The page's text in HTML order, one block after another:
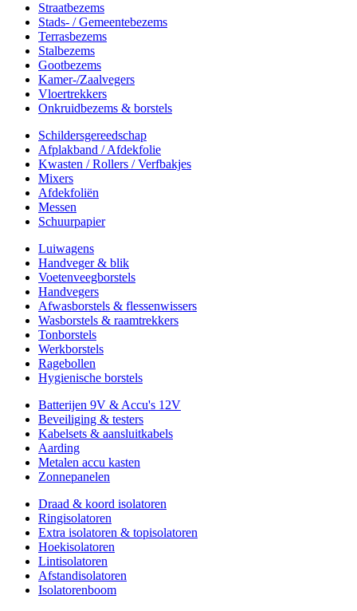
Straatbezems
Stads- / Gemeentebezems
Terrasbezems
Stalbezems
Gootbezems
Kamer-/Zaalvegers
Vloertrekkers
Onkruidbezems & borstels
Schildersgereedschap
Afplakband / Afdekfolie
Kwasten / Rollers / Verfbakjes
Mixers
Afdekfoliën
Messen
Schuurpapier
Luiwagens
Handveger & blik
Voetenveegborstels
Handvegers
Afwasborstels & flessenwissers
Wasborstels & raamtrekkers
Tonborstels
Werkborstels
Ragebollen
Hygienische borstels
Batterijen 9V & Accu's 12V
Beveiliging & testers
Kabelsets & aansluitkabels
Aarding
Metalen accu kasten
Zonnepanelen
Draad & koord isolatoren
Ringisolatoren
Extra isolatoren & topisolatoren
Hoekisolatoren
Lintisolatoren
Afstandisolatoren
Isolatorenboom